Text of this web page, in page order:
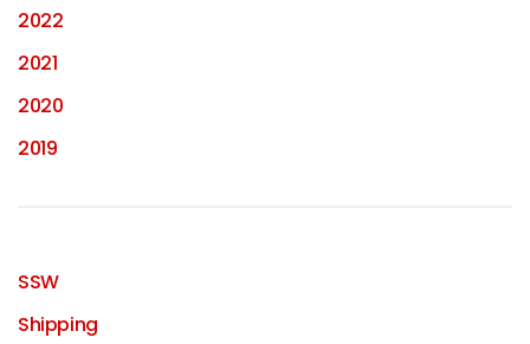
2022
2021
2020
2019
SSW
Shipping